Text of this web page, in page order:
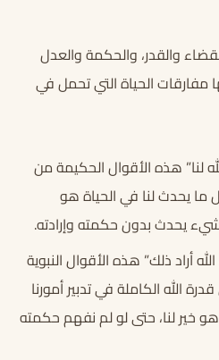
والقدر، والحكمة والعدل
مفارقات الحياة التي تحمل في
لنا” هذه الأقوال الحكيمة من
ما يحدث لنا في الحياة هو
شيء يحدث بدون حكمته وإرادته.
أراد ذلك” هذه الأقوال النبوية
الله الكاملة في تدبير أمورنا
هو خير لنا، حتى لو لم نفهم حكمته